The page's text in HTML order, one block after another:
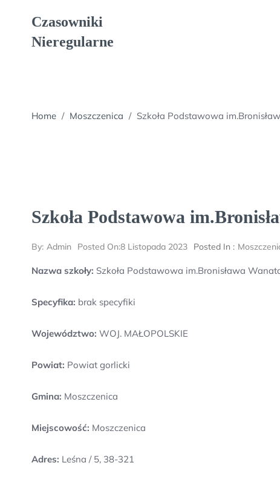
Czasowniki
Nieregularne
Home / Moszczenica / Szkoła Podstawowa
Szkoła Podstawowa
By: Admin Posted On:8 Listopada 2023 Posted In :
Nazwa szkoły: Szkoła Podstawowa im.Bronisława
Specyfika: brak specyfiki
Województwo: WOJ. MAŁOPOLSKIE
Powiat: Powiat gorlicki
Gmina: Moszczenica
Miejscowość: Moszczenica
Adres: Leśna / 5, 38-321